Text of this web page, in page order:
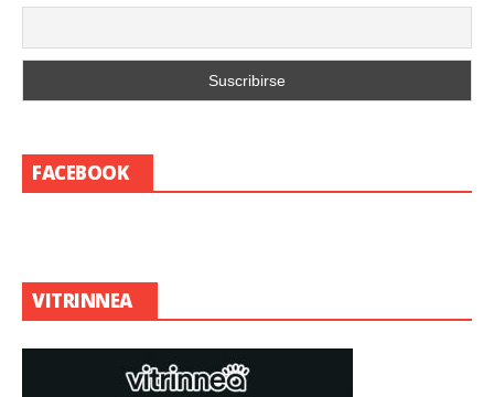
FACEBOOK
VITRINNEA